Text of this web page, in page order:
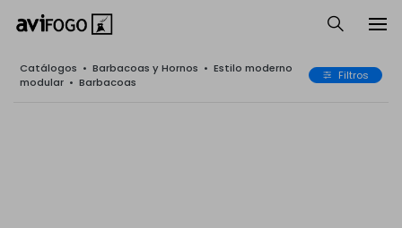
Catálogos • Barbacoas y Hornos • Estilo moderno
modular • Barbacoas Filtros